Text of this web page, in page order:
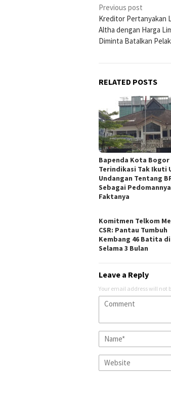
Post
navigation
Previous post
Kreditor Pertanyakan
Altha dengan Harga
Diminta Batalkan
RELATED POSTS
Bapenda Kota Bogor
Terindikasi Tak Ikuti
Undangan Tentang
Sebagai
Faktanya
Komitmen Telkom
CSR: Pantau Tumbuh
Kembang 46 Batita
Selama 3 Bulan
Leave a Reply
Your email address will not